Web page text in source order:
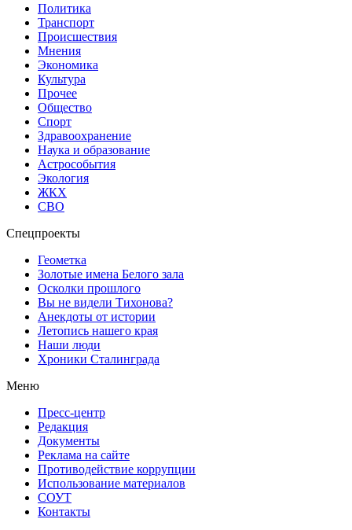
Политика
Транспорт
Происшествия
Мнения
Экономика
Культура
Прочее
Общество
Спорт
Здравоохранение
Наука и образование
Астрособытия
Экология
ЖКХ
СВО
Спецпроекты
Геометка
Золотые имена Белого зала
Осколки прошлого
Вы не видели Тихонова?
Анекдоты от истории
Летопись нашего края
Наши люди
Хроники Сталинграда
Меню
Пресс-центр
Редакция
Документы
Реклама на сайте
Противодействие коррупции
Использование материалов
СОУТ
Контакты